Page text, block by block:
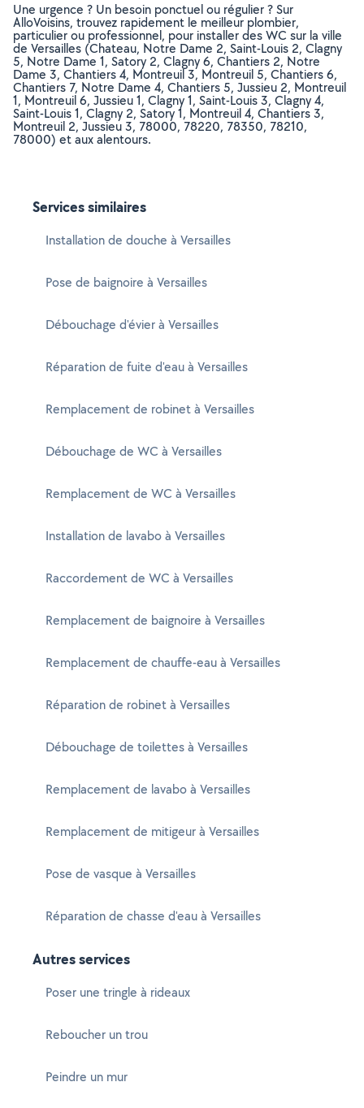
Une urgence ? Un besoin ponctuel ou régulier ? Sur
AlloVoisins, trouvez rapidement le meilleur plombier,
particulier ou professionnel, pour installer des WC sur la ville
de Versailles (Chateau, Notre Dame 2, Saint-Louis 2, Clagny
5, Notre Dame 1, Satory 2, Clagny 6, Chantiers 2, Notre
Dame 3, Chantiers 4, Montreuil 3, Montreuil 5, Chantiers 6,
Chantiers 7, Notre Dame 4, Chantiers 5, Jussieu 2, Montreuil
1, Montreuil 6, Jussieu 1, Clagny 1, Saint-Louis 3, Clagny 4,
Saint-Louis 1, Clagny 2, Satory 1, Montreuil 4, Chantiers 3,
Montreuil 2, Jussieu 3, 78000, 78220, 78350, 78210,
78000) et aux alentours.
Services similaires
Installation de douche à Versailles
Pose de baignoire à Versailles
Débouchage d'évier à Versailles
Réparation de fuite d'eau à Versailles
Remplacement de robinet à Versailles
Débouchage de WC à Versailles
Remplacement de WC à Versailles
Installation de lavabo à Versailles
Raccordement de WC à Versailles
Remplacement de baignoire à Versailles
Remplacement de chauffe-eau à Versailles
Réparation de robinet à Versailles
Débouchage de toilettes à Versailles
Remplacement de lavabo à Versailles
Remplacement de mitigeur à Versailles
Pose de vasque à Versailles
Réparation de chasse d'eau à Versailles
Autres services
Poser une tringle à rideaux
Reboucher un trou
Peindre un mur